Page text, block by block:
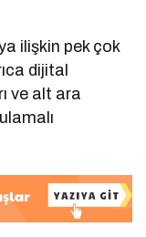
ilişkin pek çok
dijital
ve alt ara